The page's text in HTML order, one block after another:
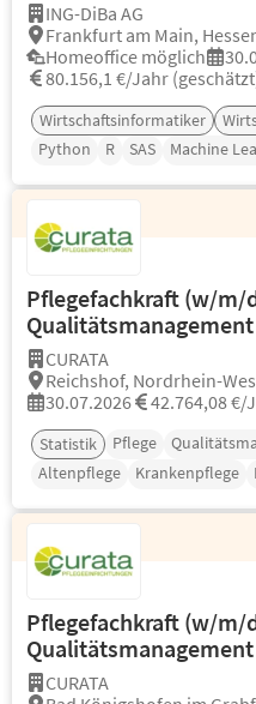
ING-DiBa AG
Frankfurt am Main,
Homeoffice möglich
80.156,1 €/Jahr
Wirtschaftsinformatiker
Python
R SAS Machine
Pflegefachkraft (w/m/
Qualitätsmanagement
CURATA
Reichshof, Nordrhein-
30.07.2026
42.764,08 €/
Statistik Pflege
Altenpflege
Krankenpflege
Pflegefachkraft (w/m/
Qualitätsmanagement
CURATA